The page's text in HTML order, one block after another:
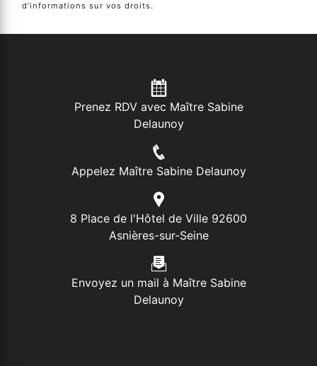
d’informations sur vos droits.
Prenez RDV avec Maître Sabine
Delaunoy
Appelez Maître Sabine Delaunoy
8 Place de l'Hôtel de Ville 92600
Asnières-sur-Seine
Envoyez un mail à Maître Sabine
Delaunoy